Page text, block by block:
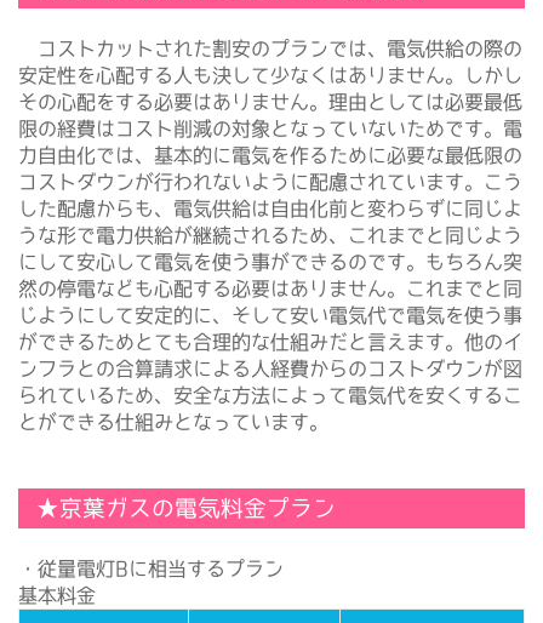
コストカットされた割安のプランでは、電気供給の際の
安定性を心配する人も決して少なくはありません。しかし
その心配をする必要はありません。理由としては必要最低
限の経費はコスト削減の対象となっていないためです。電
力自由化では、基本的に電気を作るために必要な最低限の
コストダウンが行われないように配慮されています。こう
した配慮からも、電気供給は自由化前と変わらずに同じよ
うな形で電力供給が継続されるため、これまでと同じよう
にして安心して電気を使う事ができるのです。もちろん突
然の停電なども心配する必要はありません。これまでと同
じようにして安定的に、そして安い電気代で電気を使う事
ができるためとても合理的な仕組みだと言えます。他のイ
ンフラとの合算請求による人経費からのコストダウンが図
られているため、安全な方法によって電気代を安くするこ
とができる仕組みとなっています。
★京葉ガスの電気料金プラン
・従量電灯Bに相当するプラン
基本料金